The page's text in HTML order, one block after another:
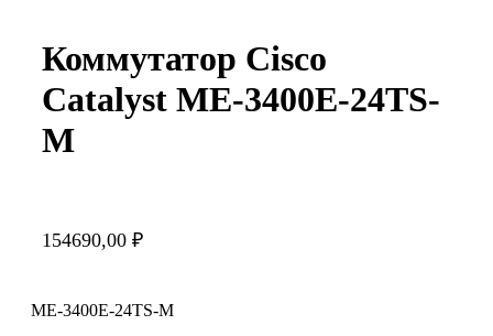
Коммутатор Cisco
Catalyst ME-3400E-24TS-
M
154690,00 ₽
ME-3400E-24TS-M